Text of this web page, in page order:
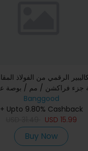
Banggood
+ Upto 9.80% Cashback
USD 15.99
Buy Now